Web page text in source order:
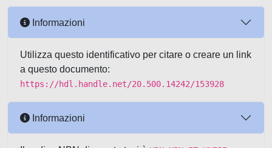
Informazioni
Utilizza questo identificativo per citare o creare un link
a questo documento:
https://hdl.handle.net/20.500.14242/153928
Informazioni